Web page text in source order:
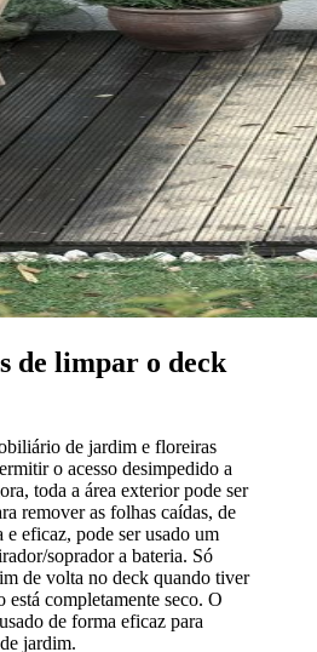
de limpar o deck
de jardim e floreiras
o acesso desimpedido a
toda a área exterior pode ser
remover as folhas caídas, de
eficaz, pode ser usado um
soprador a bateria. Só
de volta no deck quando tiver
está completamente seco. O
de forma eficaz para
jardim.